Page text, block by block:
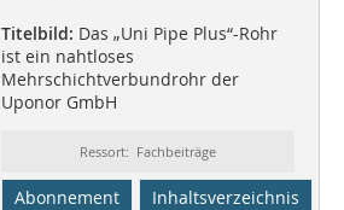
Titelbild: Das „Uni Pipe Plus“-Rohr
ist ein nahtloses
Mehrschichtverbundrohr der
Uponor GmbH
Ressort: Fachbeiträge
Abonnement Inhaltsverzeichnis